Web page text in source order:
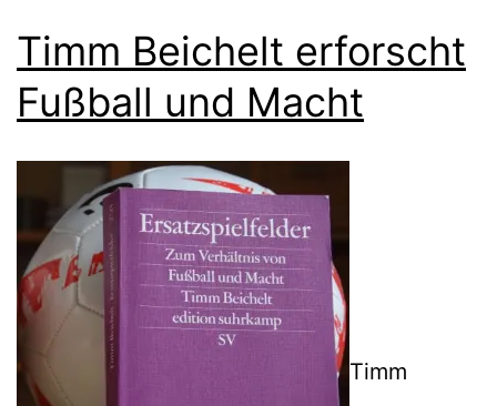
Timm Beichelt erforscht
Fußball und Macht
Timm